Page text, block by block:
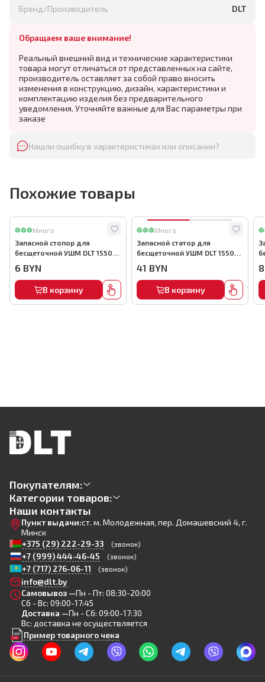
Бренд/Производитель DLT
Обращаем ваше внимание!
Реальный внешний вид и технические характеристики
товара могут отличаться от представленных на сайте,
производитель оставляет за собой право вносить
изменения в конструкцию, дизайн, характеристики и
комплектацию изделия без предварительного
уведомления. Уточняйте важные для Вас параметры при
заказе
Нашли ошибку в характеристиках или описании?
Похожие товары
Много
Запасной стопор для
бесщеточной УШМ DLT 1550
6 BYN
В корзину
Много
Запасной статор для
бесщеточной УШМ DLT 1550
41 BYN
В корзину
Покупателям:
Категории товаров:
Наши контакты
Пункт выдачи:ст. м. Молодежная, пер. Домашевский 4, г.
Минск
+375 (29) 222-29-33
(звонок)
+7 (999) 444-46-45 (звонок)
+7 (717) 276-06-11 (звонок)
info@dlt.by
Самовывоз —Пн - Пт: 08:30-20:00
Сб - Вс: 09:00-17:45
Доставка —Пн - Сб: 09:00-17:30
Вс: доставка не осуществляется
Пример товарного чека